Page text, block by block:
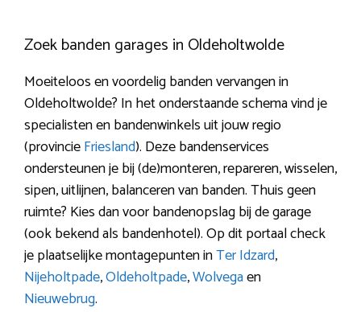
Zoek banden garages in Oldeholtwolde
Moeiteloos en voordelig banden vervangen in
Oldeholtwolde? In het onderstaande schema vind je
specialisten en bandenwinkels uit jouw regio
(provincieFriesland). Deze bandenservices
ondersteunen je bij (de)monteren, repareren, wisselen,
sipen, uitlijnen, balanceren van banden. Thuis geen
ruimte? Kies dan voor bandenopslag bij de garage
(ook bekend als bandenhotel). Op dit portaal check
je plaatselijke montagepunten inTer Idzard,
Nijeholtpade,Oldeholtpade,Wolvegaen
Nieuwebrug.